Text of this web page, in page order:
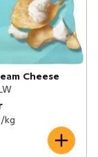
Cheese
kg